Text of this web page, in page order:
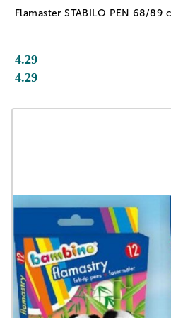
Flamaster STABILO PEN 68/89
4.29
4.29